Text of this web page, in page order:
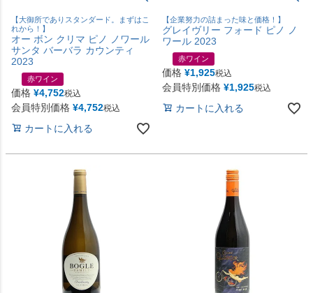
【大御所でありスタンダード。まずはこ
れから！】
オー ボン クリマ ピノ ノワール
サンタ バーバラ カウンティ
2023
赤ワイン
価格 ¥4,752税込
会員特別価格 ¥4,752税込
カートに入れる
【企業努力の詰まった味と価格！】
グレイヴリー フォード ピノ ノ
ワール 2023
赤ワイン
価格 ¥1,925税込
会員特別価格 ¥1,925税込
カートに入れる